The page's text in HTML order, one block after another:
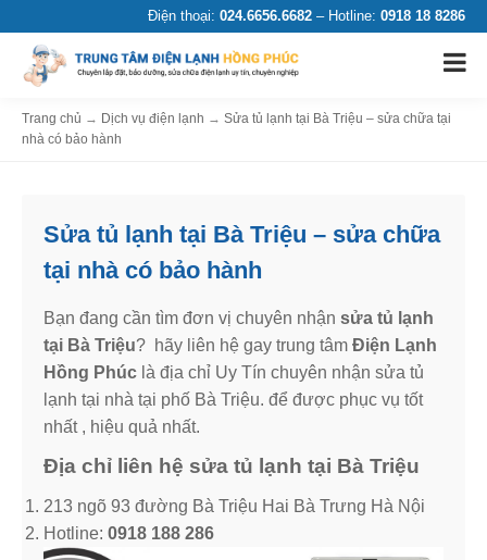
Điện thoại: 024.6656.6682 – Hotline: 0918 18 8286
Trang chủ → Dịch vụ điện lạnh → Sửa tủ lạnh tại Bà Triệu – sửa chữa tại
nhà có bảo hành
Sửa tủ lạnh tại Bà Triệu – sửa chữa
tại nhà có bảo hành
Bạn đang cần tìm đơn vị chuyên nhận sửa tủ lạnh
tại Bà Triệu? hãy liên hệ gay trung tâm Điện Lạnh
Hồng Phúc là địa chỉ Uy Tín chuyên nhận sửa tủ
lạnh tại nhà tại phố Bà Triệu. để được phục vụ tốt
nhất , hiệu quả nhất.
Địa chỉ liên hệ sửa tủ lạnh tại Bà Triệu
213 ngõ 93 đường Bà Triệu Hai Bà Trưng Hà Nội
Hotline: 0918 188 286